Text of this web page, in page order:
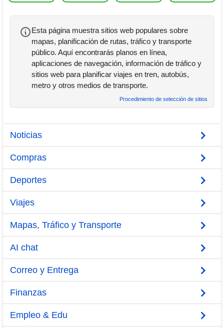
Esta página muestra sitios web populares sobre
mapas, planificación de rutas, tráfico y transporte
público. Aquí encontrarás planos en línea,
aplicaciones de navegación, información de tráfico y
sitios web para planificar viajes en tren, autobús,
metro y otros medios de transporte.
Procedimiento de selección de sitios
Noticias
Compras
Deportes
Viajes
Mapas, Tráfico y Transporte
AI chat
Correo y Entrega
Finanzas
Empleo & Edu